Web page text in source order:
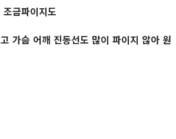
금파이지도
가슴 어깨 진동선도 많이 파이지 않아 원